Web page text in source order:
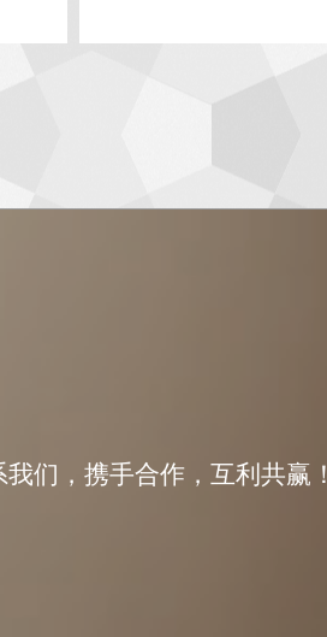
们，携手合作，互利共赢！